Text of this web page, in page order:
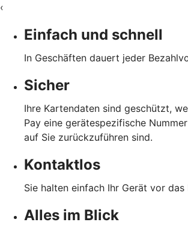
‹
Einfach und schnell
In Geschäften dauert jeder
Sicher
Ihre Kartendaten sind geschützt,
Pay eine gerätespezifische
auf Sie zurückzuführen sind.
Kontaktlos
Sie halten einfach Ihr Gerät vor
Alles im Blick